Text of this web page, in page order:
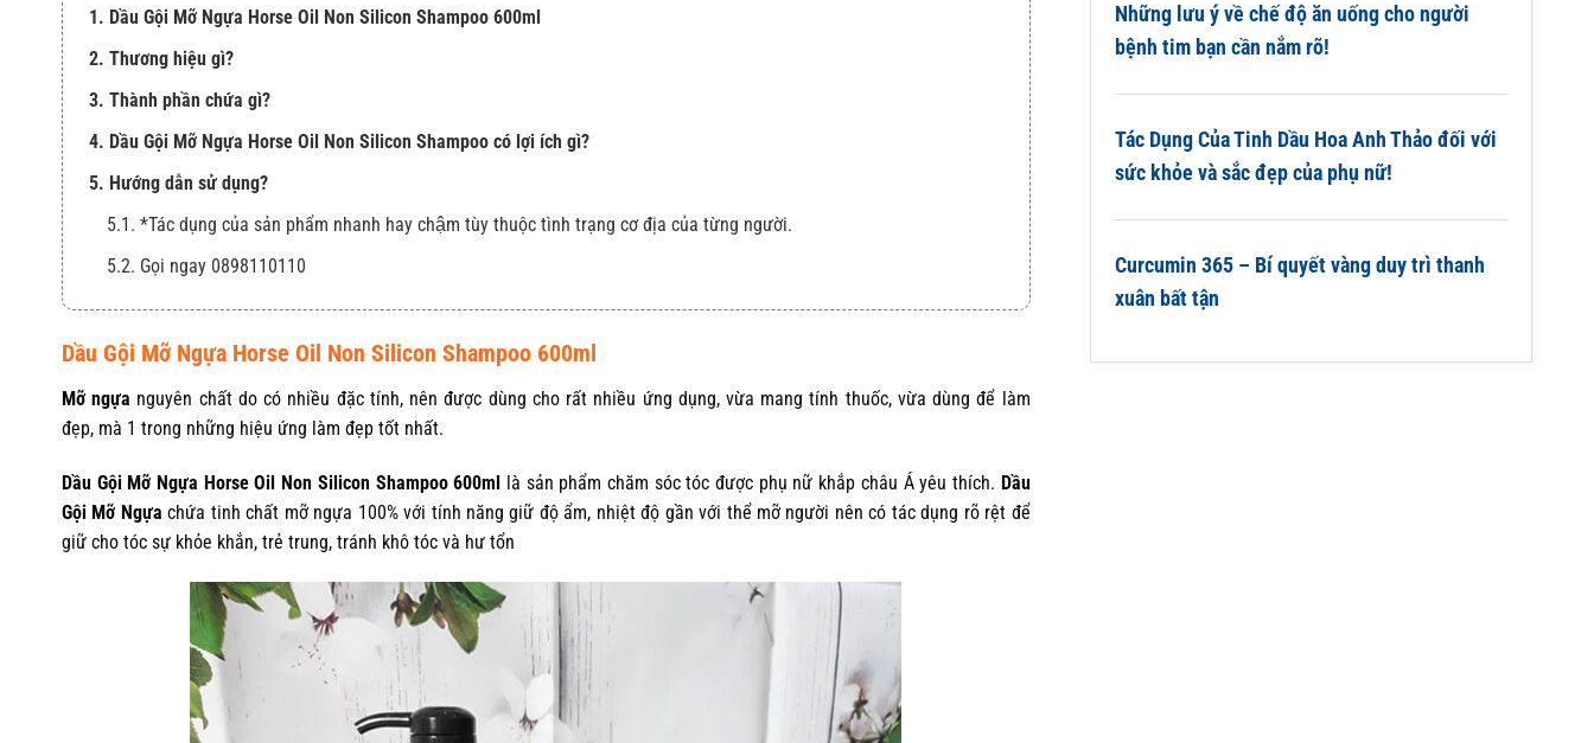
1. Dầu Gội Mỡ Ngựa Horse Oil Non Silicon Shampoo 600ml
2. Thương hiệu gì?
3. Thành phần chứa gì?
4. Dầu Gội Mỡ Ngựa Horse Oil Non Silicon Shampoo có lợi ích gì?
5. Hướng dẫn sử dụng?
5.1. *Tác dụng của sản phẩm nhanh hay chậm tùy thuộc tình trạng cơ địa của từng người.
5.2. Gọi ngay 0898110110
Dầu Gội Mỡ Ngựa Horse Oil Non Silicon Shampoo 600ml
Mỡ ngựa nguyên chất do có nhiều đặc tính, nên được dùng cho rất nhiều ứng dụng, vừa mang tính thuốc, vừa dùng để làm
đẹp, mà 1 trong những hiệu ứng làm đẹp tốt nhất.
Dầu Gội Mỡ Ngựa Horse Oil Non Silicon Shampoo 600ml là sản phẩm chăm sóc tóc được phụ nữ khắp châu Á yêu thích. Dầu
Gội Mỡ Ngựa chứa tinh chất mỡ ngựa 100% với tính năng giữ độ ẩm, nhiệt độ gần với thể mỡ người nên có tác dụng rõ rệt để
giữ cho tóc sự khỏe khắn, trẻ trung, tránh khô tóc và hư tổn
Những lưu ý về chế độ ăn uống cho người
bệnh tim bạn cần nắm rõ!
Tác Dụng Của Tinh Dầu Hoa Anh Thảo đối với
sức khỏe và sắc đẹp của phụ nữ!
Curcumin 365 – Bí quyết vàng duy trì thanh
xuân bất tận